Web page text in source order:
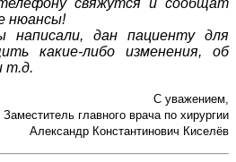
нюансы!
написали, дан пациенту для
какие-либо изменения, об
т.д.
С уважением,
Заместитель главного врача по хирургии
Александр Константинович Киселёв